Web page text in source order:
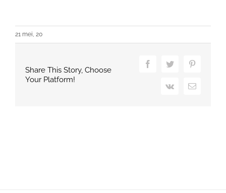
21 mei, 20
Share This Story, Choose
Your Platform!
FacebookTwitterPinterest
Vk Email